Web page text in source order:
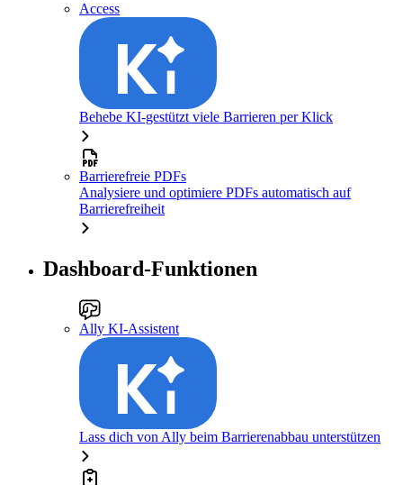
Access
Behebe KI-gestützt viele Barrieren per Klick
Barrierefreie PDFs
Analysiere und optimiere PDFs automatisch auf
Barrierefreiheit
Dashboard-Funktionen
Ally KI-Assistent
Lass dich von Ally beim Barrierenabbau unterstützen